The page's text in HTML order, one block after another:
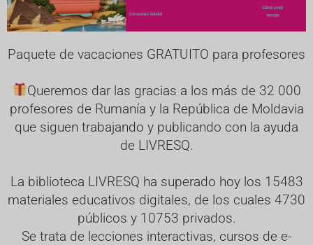
Paquete de vacaciones GRATUITO para profesores
Queremos dar las gracias a los más de 32 000
profesores de Rumanía y la República de Moldavia
que siguen trabajando y publicando con la ayuda
de LIVRESQ.
La biblioteca LIVRESQ ha superado hoy los 15483
materiales educativos digitales, de los cuales 4730
públicos y 10753 privados.
Se trata de lecciones interactivas, cursos de e-